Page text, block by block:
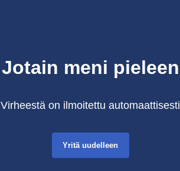
Jotain meni pieleen
Virheestä on ilmoitettu automaattisesti
Yritä uudelleen